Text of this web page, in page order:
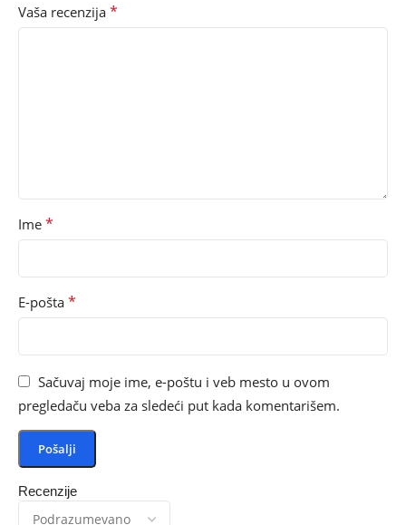
Recenzije
Vaša recenzija *
Ime *
E-pošta *
Sačuvaj moje ime, e-poštu i veb mesto u ovom
pregledaču veba za sledeći put kada komentarišem.